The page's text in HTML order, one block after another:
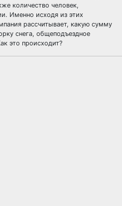
количество человек,
Именно исходя из этих
рассчитывает, какую сумму
снега, общеподъездное
это происходит?